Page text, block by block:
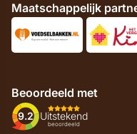
Maatschappelijk
Beoordeeld met
9.2 Uitstekend
beoordeeld